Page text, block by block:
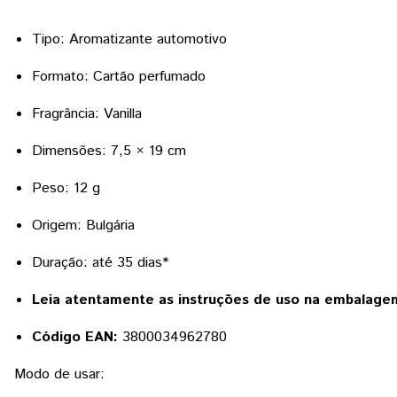
Tipo: Aromatizante automotivo
Formato: Cartão perfumado
Fragrância: Vanilla
Dimensões: 7,5 × 19 cm
Peso: 12 g
Origem: Bulgária
Duração: até 35 dias*
Leia atentamente as instruções de uso na
Código EAN: 3800034962780
Modo de usar: